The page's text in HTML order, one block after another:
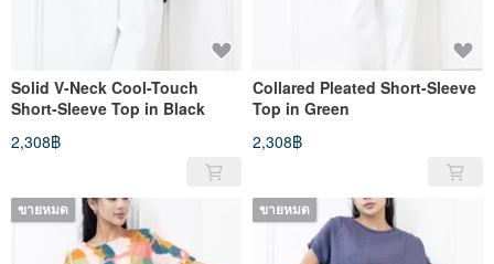
Solid V-Neck Cool-Touch
Short-Sleeve Top in Black
2,308฿
Collared Pleated Short-Sleeve
Top in Green
2,308฿
ขายหมด ขายหมด